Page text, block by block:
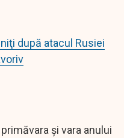
după atacul Rusiei
și vara anului